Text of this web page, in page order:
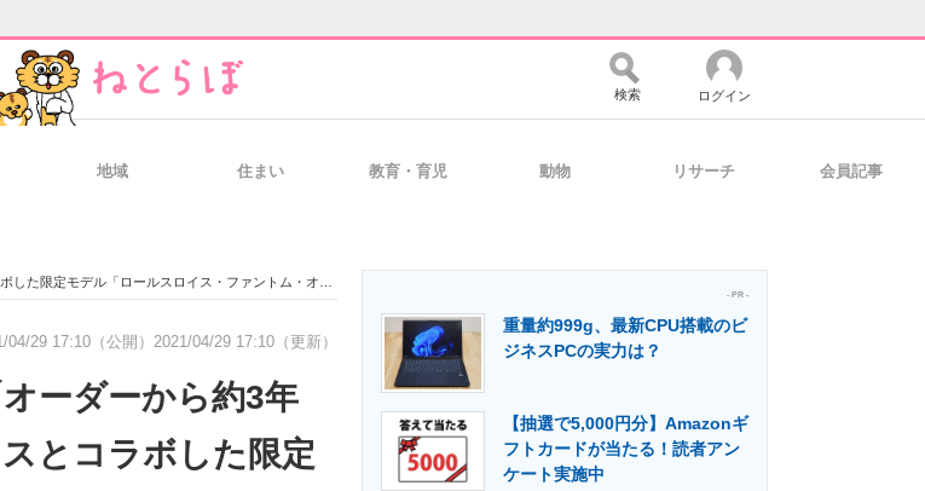
経営リーダーのコミュニティ マーケ×ITの今がよく分かる
IT製品の技術・比較・事例 製造業のIT導入・活用を支援
検索 ログイン
地域 住まい 教育・育児 動物 リサーチ 会員記事
ロールスロイス・ファントム・オリベ」の完成をTwitterで報告
04/29 17:10（公開） 2021/04/29 17:10（更新）
ーダーから約3年
とコラボした限定
- PR -
重量約999g、最新CPU搭載のビ
ジネスPCの実力は？
【抽選で5,000円分】Amazonギ
フトカードが当たる！読者アン
ケート実施中